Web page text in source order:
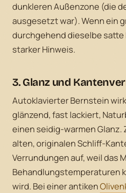
dunkleren Außenzone (die
ausgesetzt war). Wenn ein
durchgehend dieselbe satte
starker Hinweis.
3. Glanz und
Autoklavierter Bernstein
glänzend, fast lackiert,
einen seidig-warmen
alten, originalen Schliff-
Verrundungen auf, weil das
Behandlungstemperaturen
wird. Bei einer antiken